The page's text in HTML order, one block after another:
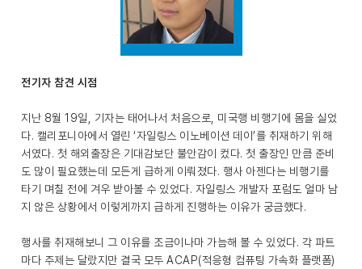
전기자 참견 시점
지난 8월 19일, 기자는 태어나서 처음으로, 미국행 비행기에 몸을 실었
다. 캘리포니아에서 열린 ‘자일링스 이노베이션 데이’를 취재하기 위해
서였다. 첫 해외출장은 기대감보단 불안감이 컸다. 첫 출장인 만큼 준비
도 많이 필요했는데 모든게 급하게 이뤄졌다. 행사 아젠다는 비행기를
타기 며칠 전에 겨우 받아볼 수 있었다. 자일링스 개발자 포럼도 얼마 남
지 않은 상황에서 이렇게까지 급하게 진행하는 이유가 궁금했다.
행사를 취재해보니 그 이유를 조금이나마 가늠해 볼 수 있었다. 각 파트
마다 주제는 달랐지만 결국 모두 ACAP(적응형 컴퓨팅 가속화 플랫폼)